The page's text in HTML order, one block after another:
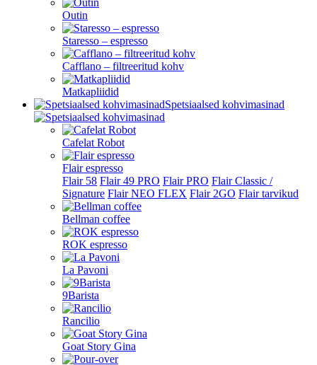
Outin
Staresso – espresso
Cafflano – filtreeritud kohv
Matkapliidid
Spetsiaalsed kohvimasinad
Cafelat Robot
Flair espresso
Flair 58 Flair 49 PRO Flair PRO Flair Classic /
Signature Flair NEO FLEX Flair 2GO Flair tarvikud
Bellman coffee
ROK espresso
La Pavoni
9Barista
Rancilio
Goat Story Gina